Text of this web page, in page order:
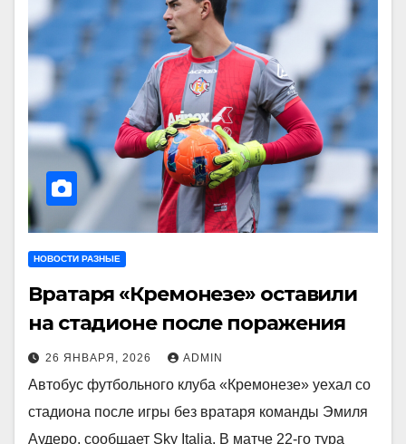
НОВОСТИ РАЗНЫЕ
Вратаря «Кремонезе» оставили
на стадионе после поражения
26 ЯНВАРЯ, 2026 ADMIN
Автобус футбольного клуба «Кремонезе» уехал со
стадиона после игры без вратаря команды Эмиля
Аудеро, сообщает Sky Italia. В матче 22‑го тура